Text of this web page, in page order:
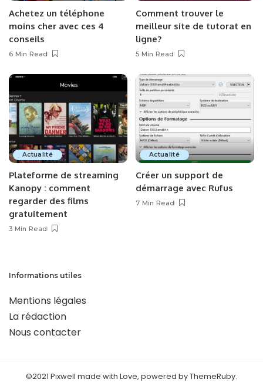
Achetez un téléphone
moins cher avec ces 4
conseils
6 Min Read
Comment trouver le
meilleur site de tutorat en
ligne?
5 Min Read
Actualité
Plateforme de streaming
Kanopy : comment
regarder des films
gratuitement
3 Min Read
Actualité
Créer un support de
démarrage avec Rufus
7 Min Read
Informations utiles
Mentions légales
La rédaction
Nous contacter
©2021 Pixwell made with Love, powered by ThemeRuby.